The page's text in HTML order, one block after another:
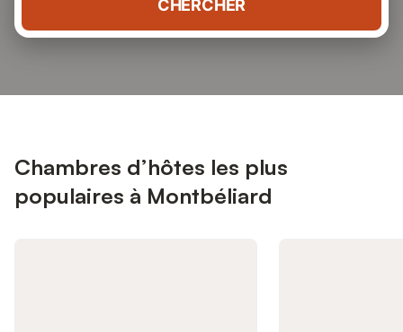
CHERCHER
Chambres d’hôtes les plus
populaires à Montbéliard